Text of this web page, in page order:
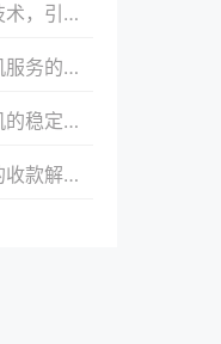
付新时代
的步骤
定性？
决方案